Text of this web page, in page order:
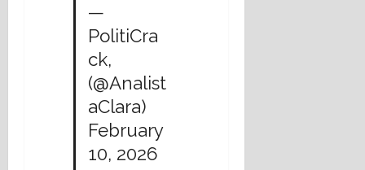
—
PolitiCra
ck,
(@Analist
aClara)
February
10, 2026